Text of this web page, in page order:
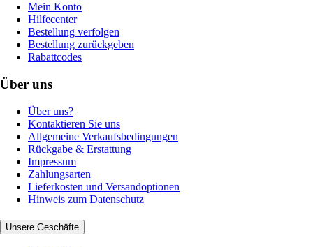
Mein Konto
Hilfecenter
Bestellung verfolgen
Bestellung zurückgeben
Rabattcodes
Über uns
Über uns?
Kontaktieren Sie uns
Allgemeine Verkaufsbedingungen
Rückgabe & Erstattung
Impressum
Zahlungsarten
Lieferkosten und Versandoptionen
Hinweis zum Datenschutz
Unsere Geschäfte